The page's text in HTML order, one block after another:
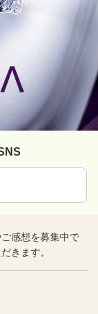
感想を募集中で
きます。